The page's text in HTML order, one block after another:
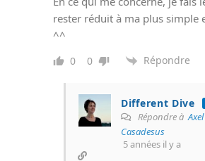
rester réduit à ma plus simple
^^
0 0 Répondre
Different Dive
Répondre à
Casadesus
5 années il y a